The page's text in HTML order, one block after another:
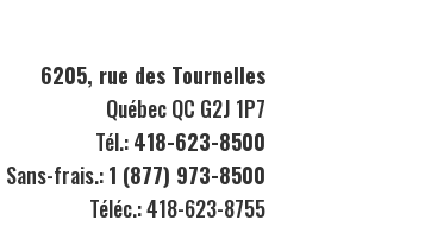
6205, rue des Tournelles
Québec QC G2J 1P7
Tél.:418-623-8500
Sans-frais.:1 (877) 973-8500
Téléc.: 418-623-8755